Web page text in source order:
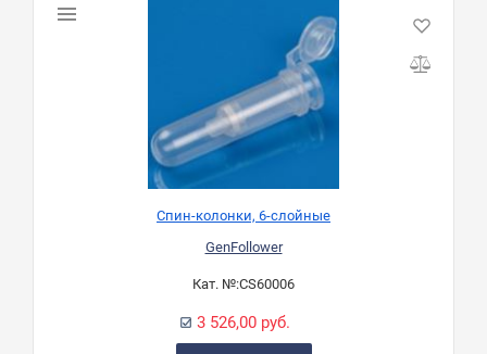
Спин-колонки, 6-слойные
GenFollower
Кат. №:CS60006
3 526,00 руб.